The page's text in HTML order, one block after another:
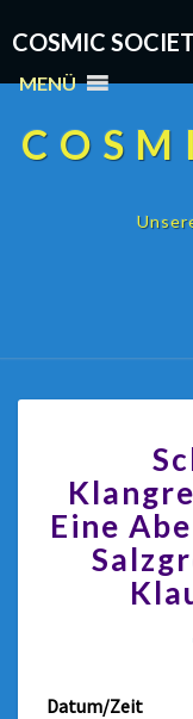
COSMIC
MENÜ
Eine
Datum/Zeit